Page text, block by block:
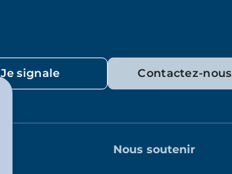
Je signale Contactez-nous
Nous soutenir